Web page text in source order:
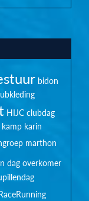
bidon
HIJC clubdag
kamp karin
marthon
dag overkomer